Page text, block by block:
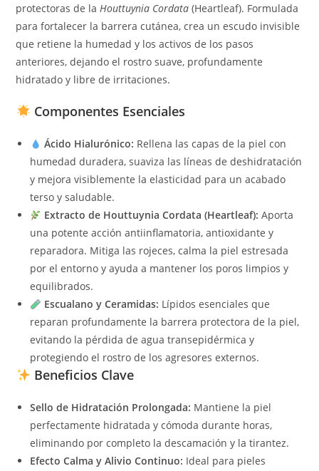
protectoras de laHouttuynia Cordata (Heartleaf). Formulada
para fortalecer la barrera cutánea, crea un escudo invisible
que retiene la humedad y los activos de los pasos
anteriores, dejando el rostro suave, profundamente
hidratado y libre de irritaciones.
Componentes Esenciales
Ácido Hialurónico: Rellena las capas de la piel con
humedad duradera, suaviza las líneas de deshidratación
y mejora visiblemente la elasticidad para un acabado
terso y saludable.
Extracto de Houttuynia Cordata (Heartleaf): Aporta
una potente acción antiinflamatoria, antioxidante y
reparadora. Mitiga las rojeces, calma la piel estresada
por el entorno y ayuda a mantener los poros limpios y
equilibrados.
Escualano y Ceramidas: Lípidos esenciales que
reparan profundamente la barrera protectora de la piel,
evitando la pérdida de agua transepidérmica y
protegiendo el rostro de los agresores externos.
Beneficios Clave
Sello de Hidratación Prolongada: Mantiene la piel
perfectamente hidratada y cómoda durante horas,
eliminando por completo la descamación y la tirantez.
Efecto Calma y Alivio Continuo: Ideal para pieles